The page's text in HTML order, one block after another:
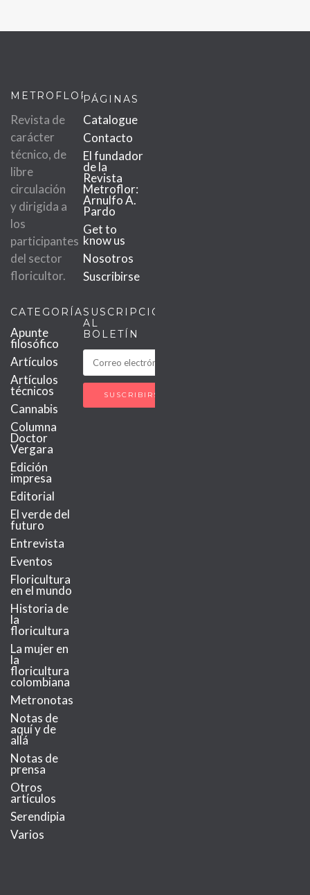
METROFLOR
Revista de
carácter
técnico, de
libre
circulación
y dirigida a
los
participantes
del sector
floricultor.
PÁGINAS
Catalogue
Contacto
El fundador
de la
Revista
Metroflor:
Arnulfo A.
Pardo
Get to
know us
Nosotros
Suscribirse
CATEGORÍAS
Apunte
filosófico
Artículos
Artículos
técnicos
Cannabis
Columna
Doctor
Vergara
Edición
impresa
Editorial
El verde del
futuro
Entrevista
Eventos
Floricultura
en el mundo
Historia de
la
floricultura
La mujer en
la
floricultura
colombiana
Metronotas
Notas de
aquí y de
allá
Notas de
prensa
Otros
artículos
Serendipia
Varios
SUSCRIPCIÓN
AL
BOLETÍN